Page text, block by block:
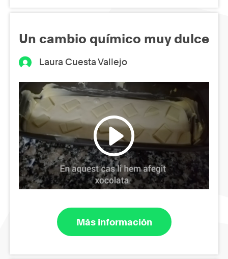
Un cambio químico muy dulce
Laura Cuesta Vallejo
Más información